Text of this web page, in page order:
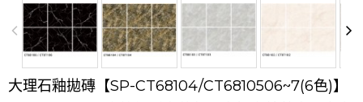
大理石釉拋磚【SP-CT68104/CT6810506~7(6色)】